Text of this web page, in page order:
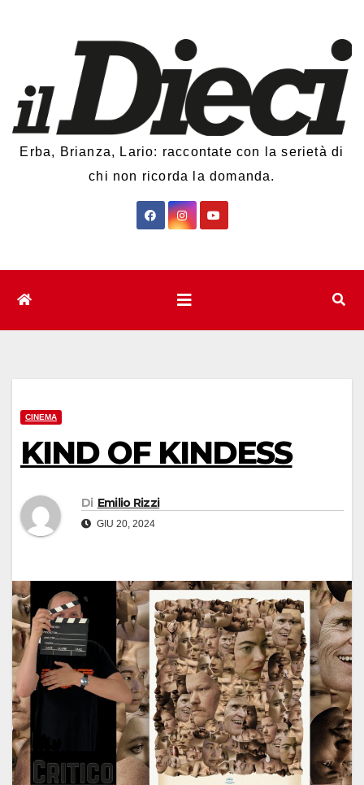
Erba, Brianza, Lario: raccontate con la serietà di
chi non ricorda la domanda.
CINEMA
KIND OF KINDESS
Di Emilio Rizzi
GIU 20, 2024